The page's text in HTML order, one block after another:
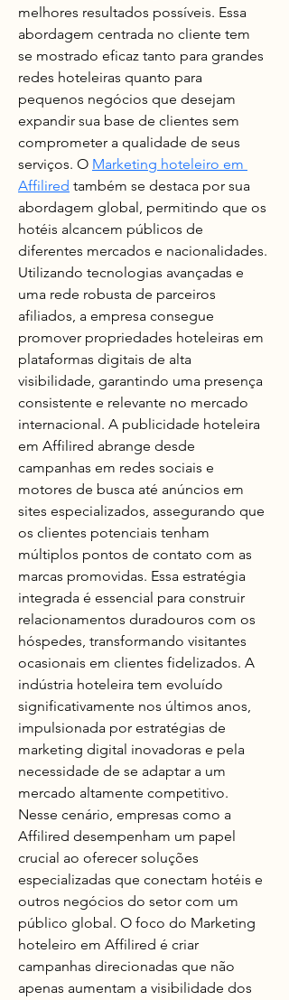
melhores resultados possíveis. Essa
abordagem centrada no cliente tem
se mostrado eficaz tanto para grandes
redes hoteleiras quanto para
pequenos negócios que desejam
expandir sua base de clientes sem
comprometer a qualidade de seus
serviços. O Marketing hoteleiro em
Affilired também se destaca por sua
abordagem global, permitindo que os
hotéis alcancem públicos de
diferentes mercados e nacionalidades.
Utilizando tecnologias avançadas e
uma rede robusta de parceiros
afiliados, a empresa consegue
promover propriedades hoteleiras em
plataformas digitais de alta
visibilidade, garantindo uma presença
consistente e relevante no mercado
internacional. A publicidade hoteleira
em Affilired abrange desde
campanhas em redes sociais e
motores de busca até anúncios em
sites especializados, assegurando que
os clientes potenciais tenham
múltiplos pontos de contato com as
marcas promovidas. Essa estratégia
integrada é essencial para construir
relacionamentos duradouros com os
hóspedes, transformando visitantes
ocasionais em clientes fidelizados. A
indústria hoteleira tem evoluído
significativamente nos últimos anos,
impulsionada por estratégias de
marketing digital inovadoras e pela
necessidade de se adaptar a um
mercado altamente competitivo.
Nesse cenário, empresas como a
Affilired desempenham um papel
crucial ao oferecer soluções
especializadas que conectam hotéis e
outros negócios do setor com um
público global. O foco do Marketing
hoteleiro em Affilired é criar
campanhas direcionadas que não
apenas aumentam a visibilidade dos